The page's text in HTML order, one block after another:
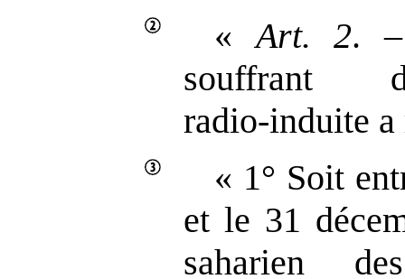
«Art. 2.
souffrant
radio‑induite
« 1° Soit
et le 31
saharien